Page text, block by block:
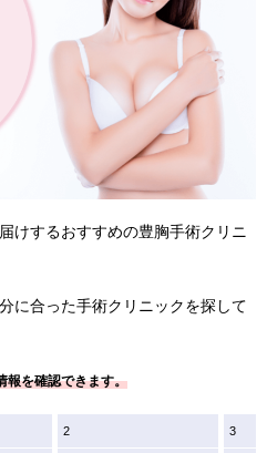
けするおすすめの豊胸手術クリニ
に合った手術クリニックを探して
報を確認できます。
2 3